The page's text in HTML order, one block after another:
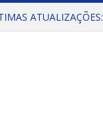
ATUALIZAÇÕES: